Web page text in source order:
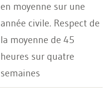
en moyenne sur une
année civile. Respect de
la moyenne de 45
heures sur quatre
semaines